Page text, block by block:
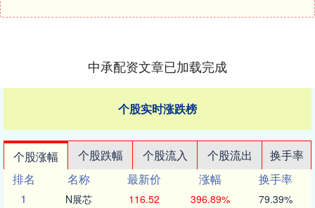
中承配资文章已加载完成
个股实时涨跌榜
个股涨幅 个股跌幅 个股流入 个股流出
换手率
排名
名称 最新价 涨幅
换手率
1
N展芯 116.52 396.89% 79.39%